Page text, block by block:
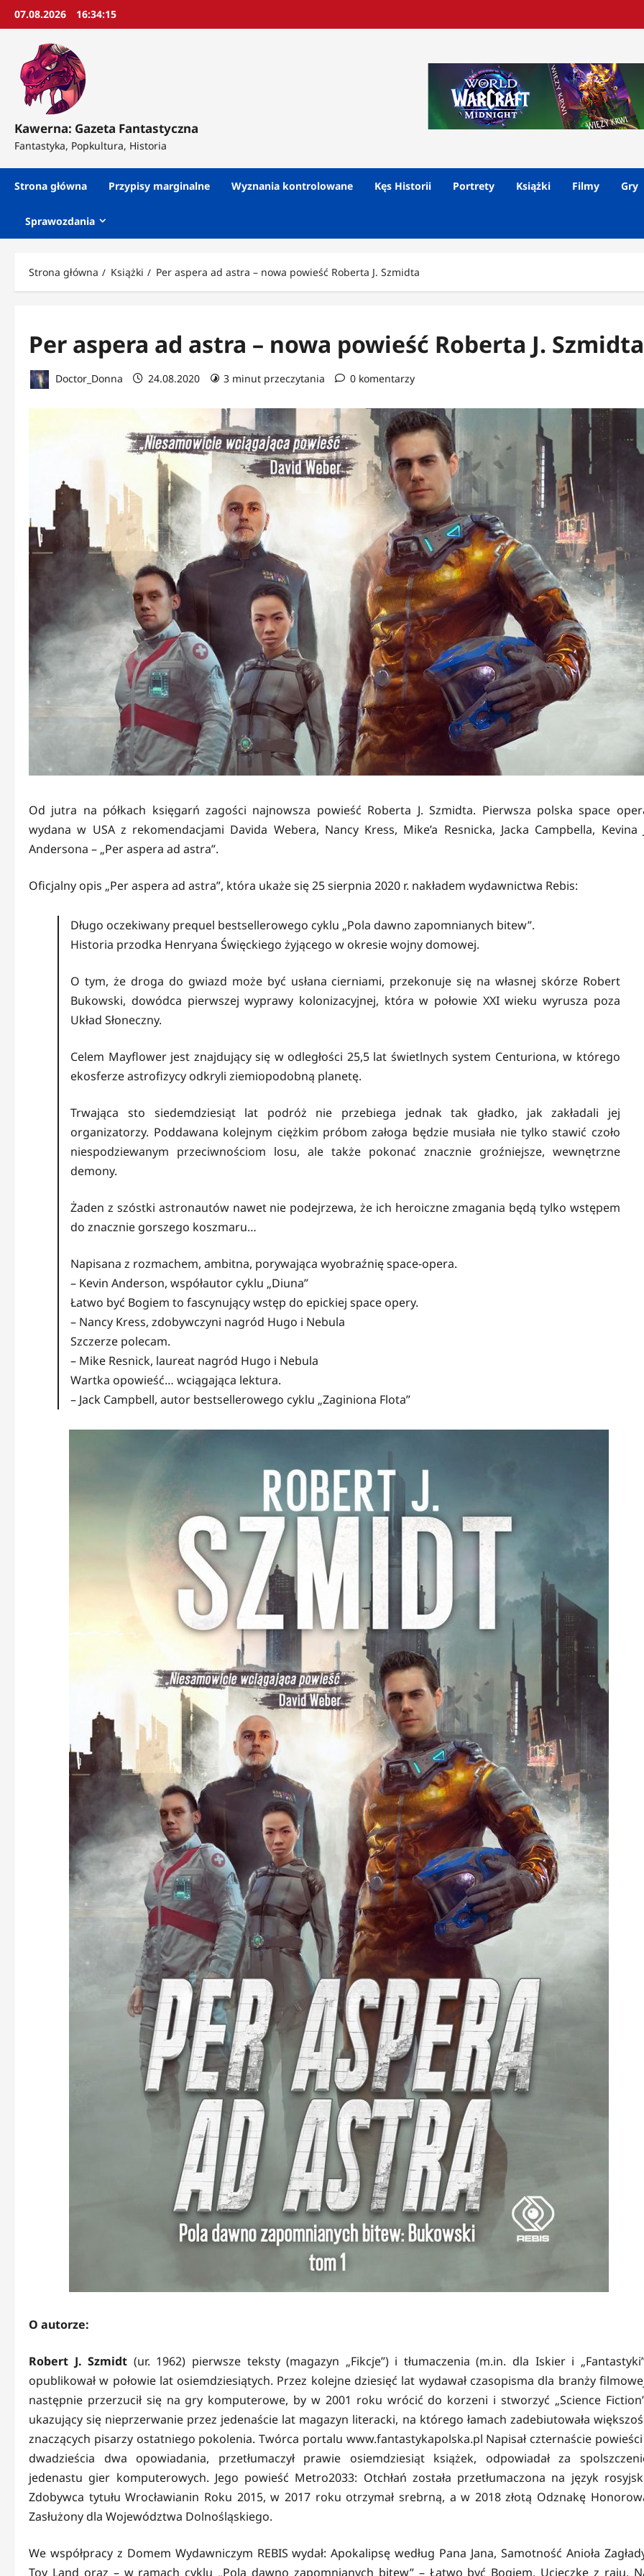
Przejdź
07.08.2026 16:34:17
Kawerna: Gazeta Fantastyczna
Fantastyka, Popkultura, Historia
Strona główna Przypisy marginalne Wyznania kontrolowane Kęs Historii Portrety Książki Filmy Gry
Sprawozdania
Strona główna Książki Per aspera ad astra – nowa powieść Roberta J. Szmidta
Per aspera ad astra – nowa powieść Roberta J. Szmidta
Doctor_Donna 24.08.2020 3 minut przeczytania 0 komentarzy
Od jutra na półkach księgarń zagości najnowsza powieść Roberta J. Szmidta. Pierwsza polska space
wydana w USA z rekomendacjami Davida Webera, Nancy Kress, Mike’a Resnicka, Jacka Campbella, Kevina
Andersona – „Per aspera ad astra”.
Oficjalny opis „Per aspera ad astra”, która ukaże się 25 sierpnia 2020 r. nakładem wydawnictwa Rebis:
Długo oczekiwany prequel bestsellerowego cyklu „Pola dawno zapomnianych bitew”.
Historia przodka Henryana Święckiego żyjącego w okresie wojny domowej.
O tym, że droga do gwiazd może być usłana cierniami, przekonuje się na własnej skórze Robert
Bukowski, dowódca pierwszej wyprawy kolonizacyjnej, która w połowie XXI wieku wyrusza poza
Układ Słoneczny.
Celem Mayflower jest znajdujący się w odległości 25,5 lat świetlnych system Centuriona, w którego
ekosferze astrofizycy odkryli ziemiopodobną planetę.
Trwająca sto siedemdziesiąt lat podróż nie przebiega jednak tak gładko, jak zakładali jej
organizatorzy. Poddawana kolejnym ciężkim próbom załoga będzie musiała nie tylko stawić czoło
niespodziewanym przeciwnościom losu, ale także pokonać znacznie groźniejsze, wewnętrzne
demony.
Żaden z szóstki astronautów nawet nie podejrzewa, że ich heroiczne zmagania będą tylko wstępem
do znacznie gorszego koszmaru…
Napisana z rozmachem, ambitna, porywająca wyobraźnię space-opera.
– Kevin Anderson, współautor cyklu „Diuna”
Łatwo być Bogiem to fascynujący wstęp do epickiej space opery.
– Nancy Kress, zdobywczyni nagród Hugo i Nebula
Szczerze polecam.
– Mike Resnick, laureat nagród Hugo i Nebula
Wartka opowieść… wciągająca lektura.
– Jack Campbell, autor bestsellerowego cyklu „Zaginiona Flota”
O autorze:
Robert J. Szmidt (ur. 1962) pierwsze teksty (magazyn „Fikcje”) i tłumaczenia (m.in. dla Iskier i
opublikował w połowie lat osiemdziesiątych. Przez kolejne dziesięć lat wydawał czasopisma dla branży
następnie przerzucił się na gry komputerowe, by w 2001 roku wrócić do korzeni i stworzyć „Science
ukazujący się nieprzerwanie przez jedenaście lat magazyn literacki, na którego łamach zadebiutowała
znaczących pisarzy ostatniego pokolenia. Twórca portalu www.fantastykapolska.pl Napisał czternaście
dwadzieścia dwa opowiadania, przetłumaczył prawie osiemdziesiąt książek, odpowiadał za
jedenastu gier komputerowych. Jego powieść Metro2033: Otchłań została przetłumaczona na język
Zdobywca tytułu Wrocławianin Roku 2015, w 2017 roku otrzymał srebrną, a w 2018 złotą Odznakę
Zasłużony dla Województwa Dolnośląskiego.
We współpracy z Domem Wydawniczym REBIS wydał: Apokalipsę według Pana Jana, Samotność Anioła
Toy Land oraz – w ramach cyklu „Pola dawno zapomnianych bitew” – Łatwo być Bogiem, Ucieczkę z raju,